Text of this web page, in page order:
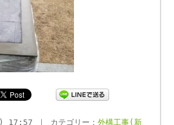
17:57 ｜ カテゴリー：外構工事(新